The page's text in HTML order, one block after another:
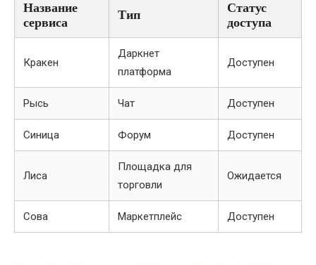
Название
сервиса
Тип
Статус
доступа
Кракен
Даркнет
платформа
Доступен
Рысь Чат Доступен
Синица Форум Доступен
Лиса
Площадка для
торговли
Ожидается
Сова Маркетплейс Доступен